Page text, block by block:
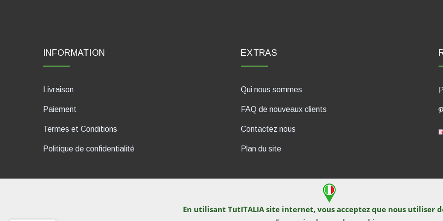
En utilisant TutITALIA site internet, vous acceptez que nous utiliser
INFORMATION
Livraison
Paiement
Termes et Conditions
Politique de confidentialité
EXTRAS
Qui nous sommes
FAQ de nouveaux clients
Contactez nous
Plan du site
dP Motion Media. Via La Piana 430, 47835 Saludecio (RN), Italia. Numero REA: RN410802. P.IVA: